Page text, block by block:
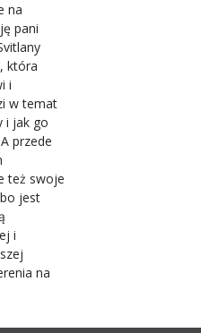
na
pani
która
i
w temat
i jak go
przede
też swoje
jest
i
na